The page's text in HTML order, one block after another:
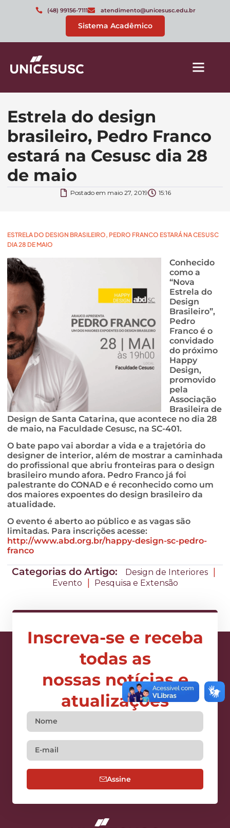
(48) 99156-7111 atendimento@unicesusc.edu.br
Sistema Acadêmico
Estrela do design
brasileiro, Pedro Franco
estará na Cesusc dia 28
de maio
Postado em maio 27, 2019 15:16
ESTRELA DO DESIGN BRASILEIRO, PEDRO FRANCO ESTARÁ NA CESUSC
DIA 28 DE MAIO
Conhecido
como a
“Nova
Estrela do
Design
Brasileiro”,
Pedro
Franco é o
convidado
do próximo
Happy
Design,
promovido
pela
Associação
Brasileira de
Design de Santa Catarina, que acontece no dia 28
de maio, na Faculdade Cesusc, na SC-401.
O bate papo vai abordar a vida e a trajetória do
designer de interior, além de mostrar a caminhada
do profissional que abriu fronteiras para o design
brasileiro mundo afora. Pedro Franco já foi
palestrante do CONAD e é reconhecido como um
dos maiores expoentes do design brasileiro da
atualidade.
O evento é aberto ao público e as vagas são
limitadas. Para inscrições acesse:
http://www.abd.org.br/happy-design-sc-pedro-
franco
Categorias do Artigo: Design de Interiores |
Evento | Pesquisa e Extensão
Inscreva-se e receba
todas as
nossas notícias e
atualizações
Assine